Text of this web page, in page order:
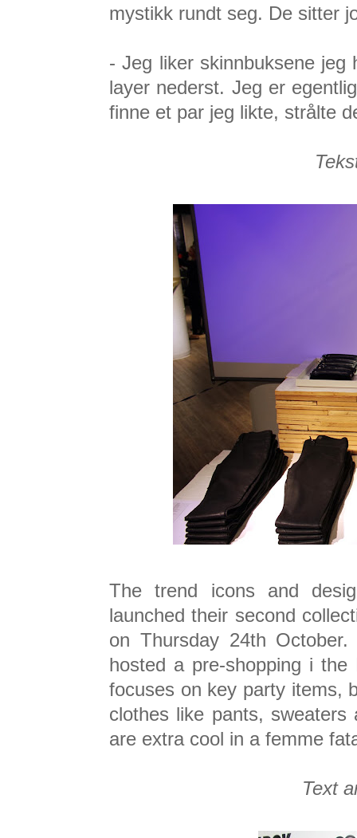
mystikk rundt seg. De sitter
- Jeg liker skinnbuksene
layer nederst. Jeg er
finne et par jeg likte, strålte
The trend icons and
launched their second
on Thursday 24th
hosted a pre-shopping i
focuses on key party items,
clothes like pants,
are extra cool in a femme
Text